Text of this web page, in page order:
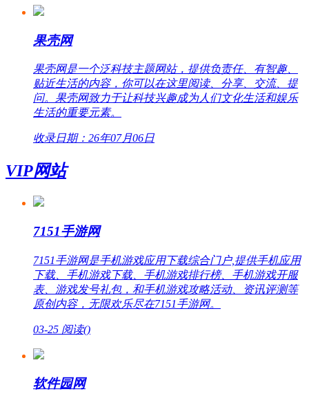
果壳网
果壳网是一个泛科技主题网站，提供负责任、有智趣、
贴近生活的内容，你可以在这里阅读、分享、交流、提
问。果壳网致力于让科技兴趣成为人们文化生活和娱乐
生活的重要元素。
收录日期：26年07月06日
VIP网站
7151手游网
7151手游网是手机游戏应用下载综合门户,提供手机应用
下载、手机游戏下载、手机游戏排行榜、手机游戏开服
表、游戏发号礼包，和手机游戏攻略活动、资讯评测等
原创内容，无限欢乐尽在7151手游网。
03-25 阅读()
软件园网